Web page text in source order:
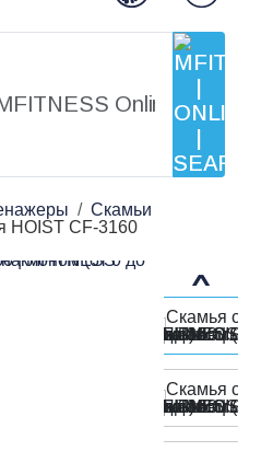
Скамьи
HOIST CF-3160